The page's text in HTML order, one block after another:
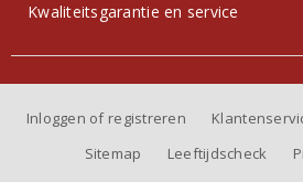
Kwaliteitsgarantie en service
Inloggen of registreren
Sitemap
Leeftijdscheck